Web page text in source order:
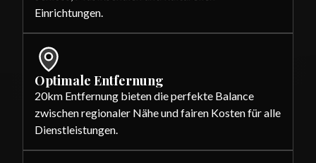
Einrichtungen.
Optimale Entfernung
20km Entfernung bieten die perfekte Balance
zwischen regionaler Nähe und fairen Kosten für alle
Dienstleistungen.